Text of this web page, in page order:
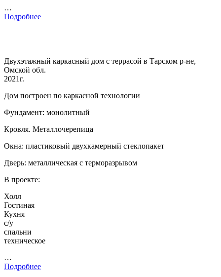
…
Подробнее
Двухэтажный каркасный дом с террасой в Тарском р-не,
Омской обл.
2021г.
Дом построен по каркасной технологии
Фундамент: монолитный
Кровля. Металлочерепица
Окна: пластиковый двухкамерный стеклопакет
Дверь: металлическая с терморазрывом
В проекте:
Холл
Гостиная
Кухня
с/у
спальни
техническое
…
Подробнее